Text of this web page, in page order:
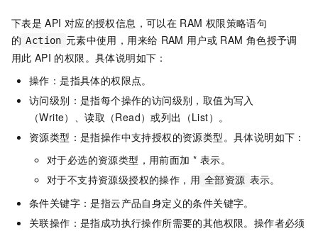
下表是 API 对应的授权信息，可以在 RAM 权限策略语句
的 Action 元素中使用，用来给 RAM 用户或 RAM 角色授予调
用此 API 的权限。具体说明如下：
操作：是指具体的权限点。
访问级别：是指每个操作的访问级别，取值为写入
（Write）、读取（Read）或列出（List）。
资源类型：是指操作中支持授权的资源类型。具体说明如下：
对于必选的资源类型，用前面加 * 表示。
对于不支持资源级授权的操作，用 全部资源 表示。
条件关键字：是指云产品自身定义的条件关键字。
关联操作：是指成功执行操作所需要的其他权限。操作者必须